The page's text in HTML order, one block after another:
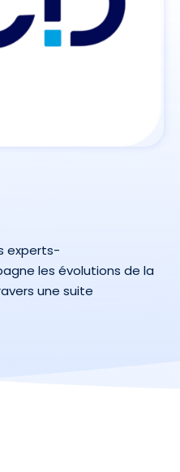
experts-
les évolutions de la
une suite